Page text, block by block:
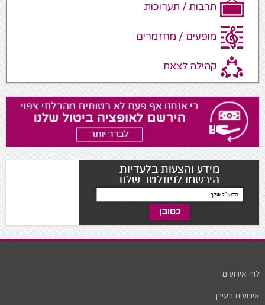
תרבות / תערוכות
מופעים / מחזמרים
קהילה לצאת
לוח אירועים
אירועים בעירך